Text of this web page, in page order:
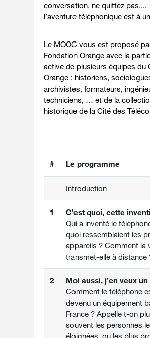
conversation, ne quittez pas...,
l’aventure téléphonique est à
Le MOOC vous est proposé
Fondation Orange avec la
active de plusieurs équipes du
Orange : historiens,
archivistes, formateurs,
techniciens, … et de la
historique de la Cité des
# Le programme
Introduction
1
C’est quoi, cette
Qui a inventé le
quoi ressemblaient les
appareils ? Comment la
transmet-elle à distance
2
Moi aussi, j’en veux un
Comment le téléphone
devenu un équipement
France ? Appelle t-on
souvent les personnes